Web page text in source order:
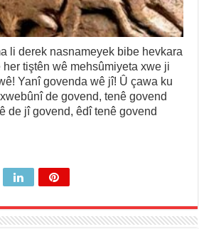
li derek nasnameyek bibe hevkara
tiştên wê mehsûmiyeta xwe ji
Yanî govenda wê jî! Û çawa ku
de govend, tenê govend
de jî govend, êdî tenê govend